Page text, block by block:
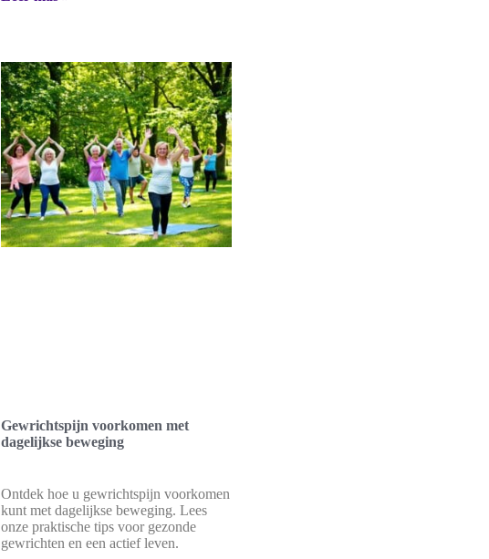
Gewrichtspijn voorkomen met
dagelijkse beweging
Ontdek hoe u gewrichtspijn voorkomen
kunt met dagelijkse beweging. Lees
onze praktische tips voor gezonde
gewrichten en een actief leven.